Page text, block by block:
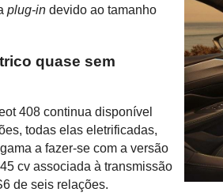
plug-in devido ao tamanho
quase sem
408 continua disponível
todas elas eletrificadas,
a fazer-se com a versão
cv associada à transmissão
de seis relações.